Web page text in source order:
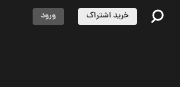
خرید اشتراک ورود